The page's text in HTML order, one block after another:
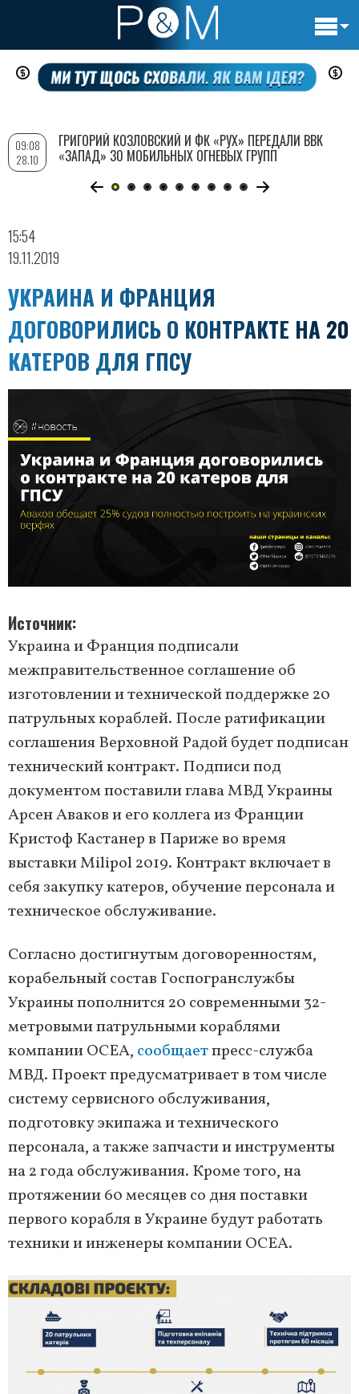
Перейти
содержанию
15:54
19.11.2019
УКРАИНА И ФРАНЦИЯ
ДОГОВОРИЛИСЬ О КОНТРАКТЕ НА 20
КАТЕРОВ ДЛЯ ГПСУ
Источник
Украина и Франция подписали
межправительственное соглашение об
изготовлении и технической поддержке 20
патрульных кораблей. После ратификации
соглашения Верховной Радой будет подписан
технический контракт. Подписи под
документом поставили глава МВД Украины
Арсен Аваков и его коллега из Франции
Кристоф Кастанер в Париже во время
выставки Milipol 2019. Контракт включает в
себя закупку катеров, обучение персонала и
техническое обслуживание.
Согласно достигнутым договоренностям,
корабельный состав Госпогранслужбы
Украины пополнится 20 современными 32-
метровыми патрульными кораблями
компании ОСЕА, сообщаетпресс-служба
МВД. Проект предусматривает в том числе
систему сервисного обслуживания,
подготовку экипажа и технического
персонала, а также запчасти и инструменты
на 2 года обслуживания. Кроме того, на
протяжении 60 месяцев со дня поставки
первого корабля в Украине будут работать
техники и инженеры компании ОСЕА.
09:08
28.10
ГРИГОРИЙ КОЗЛОВСКИЙ И ФК «РУХ» ПЕРЕДАЛИ ВВК
«ЗАПАД» 30 МОБИЛЬНЫХ ОГНЕВЫХ ГРУПП